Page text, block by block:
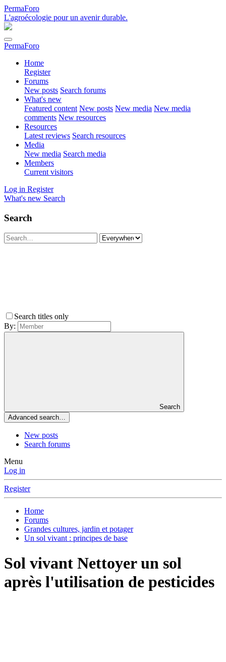
PermaForo
L'agroécologie pour un avenir durable.
PermaForo
Home
Register
Forums
New posts Search forums
What's new
Featured content New posts New media New media
comments New resources
Resources
Latest reviews Search resources
Media
New media Search media
Members
Current visitors
Log in Register
What's new Search
Search
Search titles only
By:
Search
Advanced search…
New posts
Search forums
Menu
Log in
Register
Home
Forums
Grandes cultures, jardin et potager
Un sol vivant : principes de base
Sol vivant Nettoyer un sol
après l'utilisation de pesticides